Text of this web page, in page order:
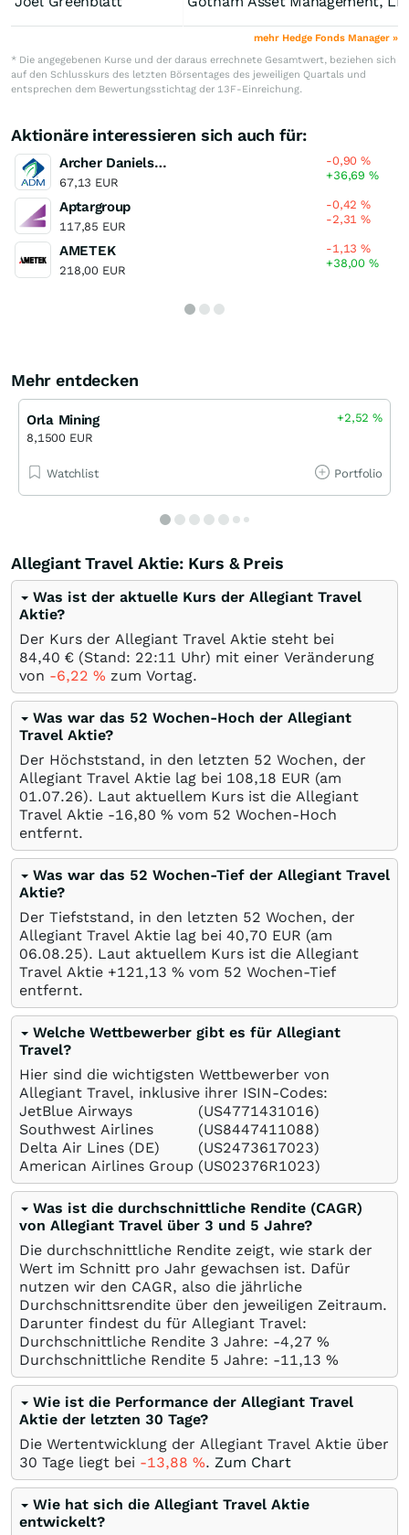
mehr Hedge Fonds Manager »
* Die angegebenen Kurse und der daraus errechnete Gesamtwert, beziehen sich
auf den Schlusskurs des letzten Börsentages des jeweiligen Quartals und
entsprechen dem Bewertungsstichtag der 13F-Einreichung.
Aktionäre interessieren sich auch für:
Archer Daniels Midland Company
67,13 EUR
-0,90%
+36,69%
Aptargroup
117,85 EUR
-0,42%
-2,31%
AMETEK
218,00 EUR
-1,13%
+38,00%
Mehr entdecken
Orla Mining
8,1500 EUR
+2,52%
Watchlist Portfolio
Allegiant Travel Aktie: Kurs & Preis
Was ist der aktuelle Kurs der Allegiant Travel
Aktie?
Der Kurs der Allegiant Travel Aktie steht bei
84,40 € (Stand: 22:11 Uhr) mit einer Veränderung
von -6,22 % zum Vortag.
Was war das 52 Wochen-Hoch der Allegiant
Travel Aktie?
Der Höchststand, in den letzten 52 Wochen, der
Allegiant Travel Aktie lag bei 108,18 EUR (am
01.07.26). Laut aktuellem Kurs ist die Allegiant
Travel Aktie -16,80 % vom 52 Wochen-Hoch
entfernt.
Was war das 52 Wochen-Tief der Allegiant Travel
Aktie?
Der Tiefststand, in den letzten 52 Wochen, der
Allegiant Travel Aktie lag bei 40,70 EUR (am
06.08.25). Laut aktuellem Kurs ist die Allegiant
Travel Aktie +121,13 % vom 52 Wochen-Tief
entfernt.
Welche Wettbewerber gibt es für Allegiant
Travel?
Hier sind die wichtigsten Wettbewerber von
Allegiant Travel, inklusive ihrer ISIN-Codes:
JetBlue Airways
(US4771431016)
Southwest Airlines
(US8447411088)
Delta Air Lines (DE)
(US2473617023)
American Airlines Group (US02376R1023)
Was ist die durchschnittliche Rendite (CAGR)
von Allegiant Travel über 3 und 5 Jahre?
Die durchschnittliche Rendite zeigt, wie stark der
Wert im Schnitt pro Jahr gewachsen ist. Dafür
nutzen wir den CAGR, also die jährliche
Durchschnittsrendite über den jeweiligen Zeitraum.
Darunter findest du für Allegiant Travel:
Durchschnittliche Rendite 3 Jahre: -4,27 %
Durchschnittliche Rendite 5 Jahre: -11,13 %
Wie ist die Performance der Allegiant Travel
Aktie der letzten 30 Tage?
Die Wertentwicklung der Allegiant Travel Aktie über
30 Tage liegt bei -13,88 %. Zum Chart
Wie hat sich die Allegiant Travel Aktie
entwickelt?